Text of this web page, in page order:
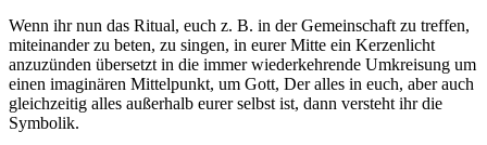
Wenn ihr nun das Ritual, euch z. B. in der Gemeinschaft zu treffen,
miteinander zu beten, zu singen, in eurer Mitte ein Kerzenlicht
anzuzünden übersetzt in die immer wiederkehrende Umkreisung um
einen imaginären Mittelpunkt, um Gott, Der alles in euch, aber auch
gleichzeitig alles außerhalb eurer selbst ist, dann versteht ihr die
Symbolik.